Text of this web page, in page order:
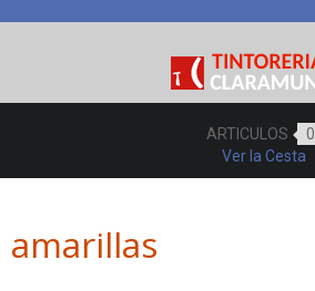
ARTICULOS
0
Ver la Cesta
amarillas